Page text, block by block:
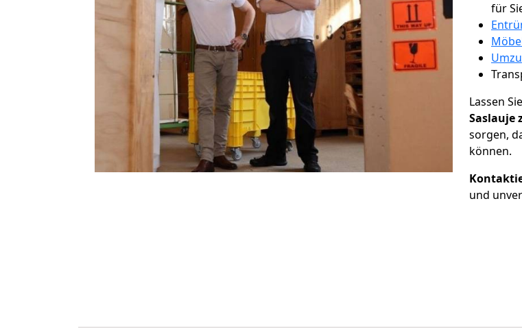
für
Lassen
Saslauje
sorgen,
können.
und